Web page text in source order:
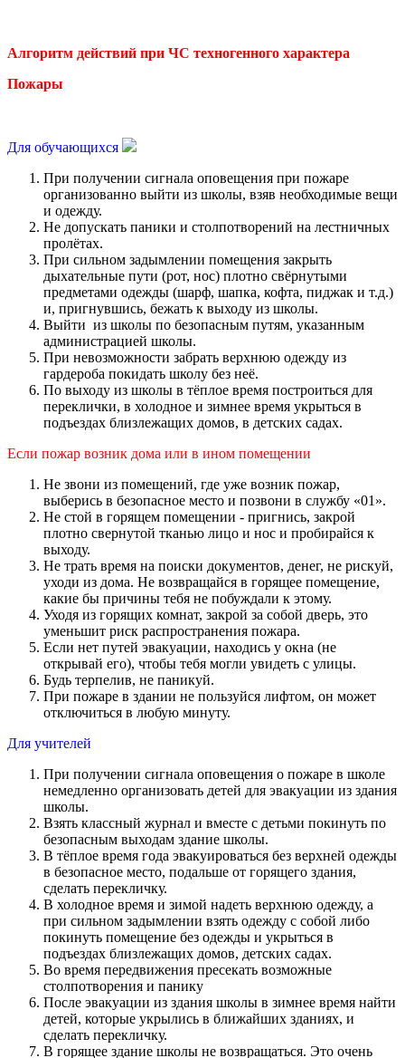
Алгоритм действий при ЧС техногенного характера
Пожары
Для обучающихся
При получении сигнала оповещения при пожаре
организованно выйти из школы, взяв необходимые вещи
и одежду.
Не допускать паники и столпотворений на лестничных
пролётах.
При сильном задымлении помещения закрыть
дыхательные пути (рот, нос) плотно свёрнутыми
предметами одежды (шарф, шапка, кофта, пиджак и т.д.)
и, пригнувшись, бежать к выходу из школы.
Выйти из школы по безопасным путям, указанным
администрацией школы.
При невозможности забрать верхнюю одежду из
гардероба покидать школу без неё.
По выходу из школы в тёплое время построиться для
переклички, в холодное и зимнее время укрыться в
подъездах близлежащих домов, в детских садах.
Если пожар возник дома или в ином помещении
Не звони из помещений, где уже возник пожар,
выберись в безопасное место и позвони в службу «01».
Не стой в горящем помещении - пригнись, закрой
плотно свернутой тканью лицо и нос и пробирайся к
выходу.
Не трать время на поиски документов, денег, не рискуй,
уходи из дома. Не возвращайся в горящее помещение,
какие бы причины тебя не побуждали к этому.
Уходя из горящих комнат, закрой за собой дверь, это
уменьшит риск распространения пожара.
Если нет путей эвакуации, находись у окна (не
открывай его), чтобы тебя могли увидеть с улицы.
Будь терпелив, не паникуй.
При пожаре в здании не пользуйся лифтом, он может
отключиться в любую минуту.
Для учителей
При получении сигнала оповещения о пожаре в школе
немедленно организовать детей для эвакуации из здания
школы.
Взять классный журнал и вместе с детьми покинуть по
безопасным выходам здание школы.
В тёплое время года эвакуироваться без верхней одежды
в безопасное место, подальше от горящего здания,
сделать перекличку.
В холодное время и зимой надеть верхнюю одежду, а
при сильном задымлении взять одежду с собой либо
покинуть помещение без одежды и укрыться в
подъездах близлежащих домов, детских садах.
Во время передвижения пресекать возможные
столпотворения и панику
После эвакуации из здания школы в зимнее время найти
детей, которые укрылись в ближайших зданиях, и
сделать перекличку.
В горящее здание школы не возвращаться. Это очень